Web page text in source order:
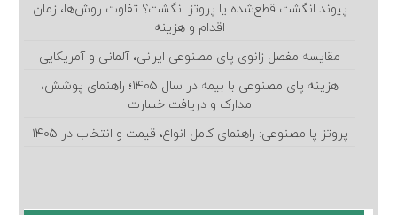
پیوند انگشت قطع‌شده یا پروتز انگشت؟ تفاوت روش‌ها، زمان
اقدام و هزینه
مقایسه مفصل زانوی پای مصنوعی ایرانی، آلمانی و آمریکایی
هزینه پای مصنوعی با بیمه در سال ۱۴۰۵؛ راهنمای پوشش،
مدارک و دریافت خسارت
پروتز پا مصنوعی: راهنمای کامل انواع، قیمت و انتخاب در ۱۴۰۵